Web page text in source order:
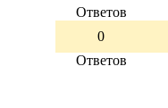
Ответов
0
Ответов